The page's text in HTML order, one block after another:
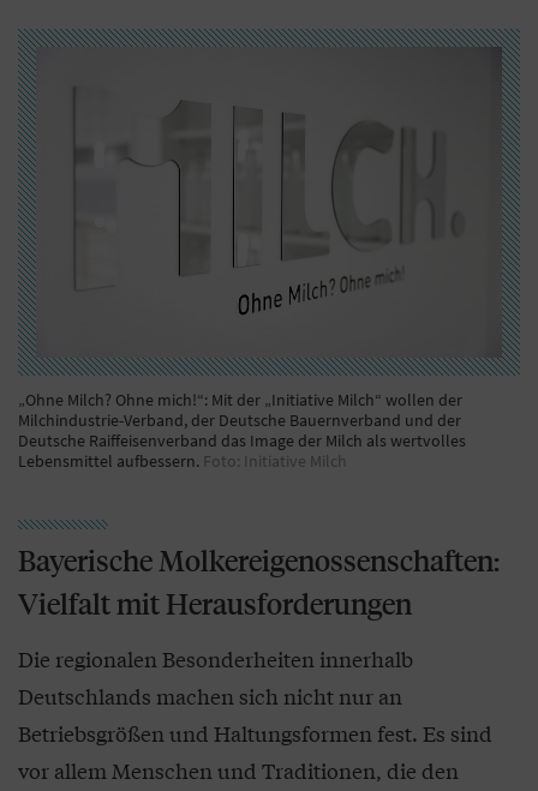
„Ohne Milch? Ohne mich!“: Mit der „Initiative Milch“ wollen der
Milchindustrie-Verband, der Deutsche Bauernverband und der
Deutsche Raiffeisenverband das Image der Milch als wertvolles
Lebensmittel aufbessern. Foto: Initiative Milch
Bayerische Molkereigenossenschaften:
Vielfalt mit Herausforderungen
Die regionalen Besonderheiten innerhalb
Deutschlands machen sich nicht nur an
Betriebsgrößen und Haltungsformen fest. Es sind
vor allem Menschen und Traditionen, die den